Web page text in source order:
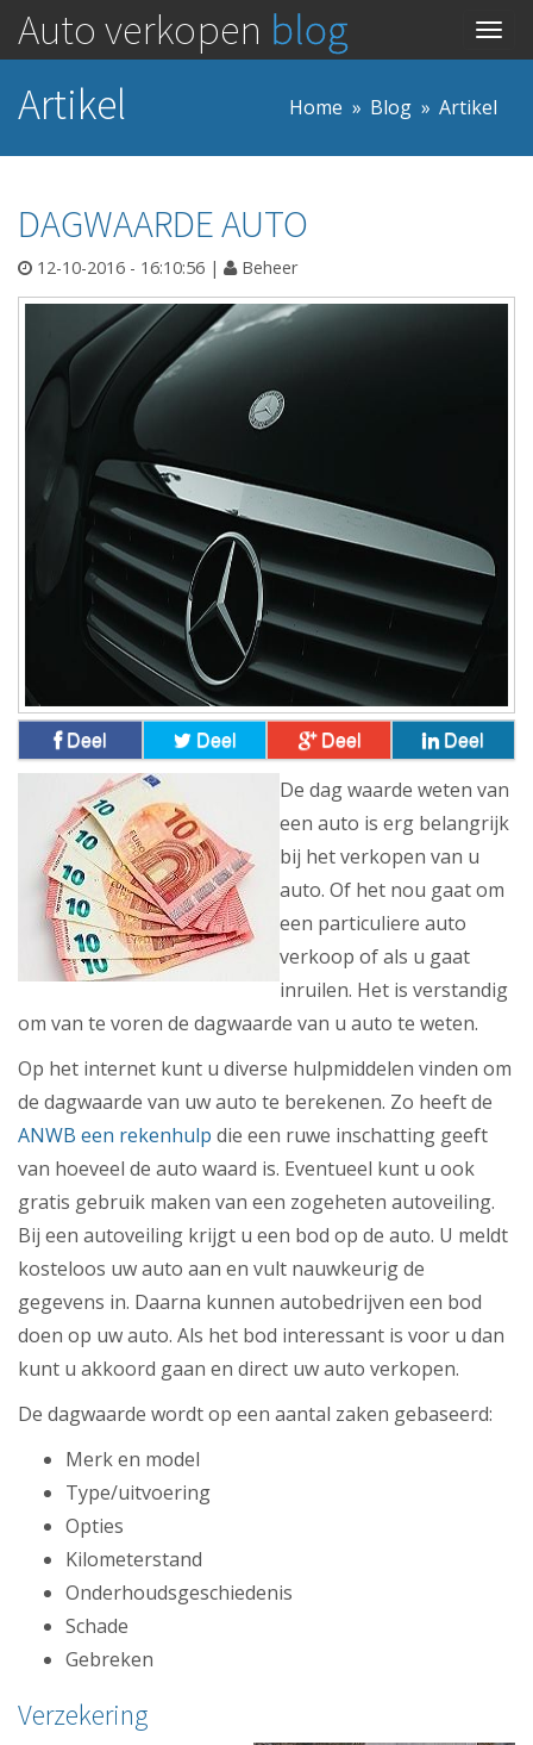
Auto verkopen blog
Artikel
Home Blog Artikel
DAGWAARDE AUTO
12-10-2016 - 16:10:56 | Beheer
Deel Deel Deel Deel
De dag waarde weten van
een auto is erg belangrijk
bij het verkopen van u
auto. Of het nou gaat om
een particuliere auto
verkoop of als u gaat
inruilen. Het is verstandig
om van te voren de dagwaarde van u auto te weten.
Op het internet kunt u diverse hulpmiddelen vinden om
de dagwaarde van uw auto te berekenen. Zo heeft de
ANWB een rekenhulp die een ruwe inschatting geeft
van hoeveel de auto waard is. Eventueel kunt u ook
gratis gebruik maken van een zogeheten autoveiling.
Bij een autoveiling krijgt u een bod op de auto. U meldt
kosteloos uw auto aan en vult nauwkeurig de
gegevens in. Daarna kunnen autobedrijven een bod
doen op uw auto. Als het bod interessant is voor u dan
kunt u akkoord gaan en direct uw auto verkopen.
De dagwaarde wordt op een aantal zaken gebaseerd:
Merk en model
Type/uitvoering
Opties
Kilometerstand
Onderhoudsgeschiedenis
Schade
Gebreken
Verzekering